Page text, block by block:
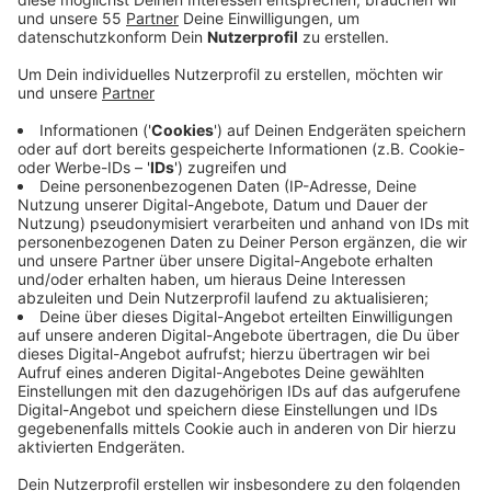
Am Freitag, 27. Mai erscheint das neue Album der
Toten Hosen "Alles aus Liebe: 40 Jahre Die Toten
Hosen". Dazu hatten wir spontan Besuch von Campino.
Er hat mit Moderator Jürgen Bangert über die sieben
neuen Songs auf dem Album gesprochen, darunter
über die aktuelle Single "Teufel". Außerdem wurden
extra für das Album auch alte Klassiker der Band neu
eingespielt, erzählt Campino, und, dass es ihn freut,
dass die Musik seiner Band etwas verbindendes hat.
Schließlich war Jürgen schon in den 80ern Fan, wie er
erzählt und jetzt, über 30 Jahre später läuft bei seiner
Tochter auf dem Schulabschluss die Hosen.
Anzeige